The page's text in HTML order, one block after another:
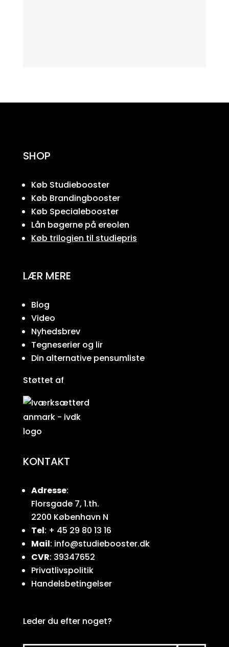
SHOP
Køb Studiebooster
Køb Brandingbooster
Køb Specialebooster
Lån bøgerne på ereolen
Køb trilogien til studiepris
LÆR MERE
Blog
Video
Nyhedsbrev
Tegneserier og lir
Din alternative pensumliste
Støttet af
KONTAKT
Adresse:
Florsgade 7, 1.th.
2200 København N
Tel: + 45 29 80 13 16
Mail: info@studiebooster.dk
CVR: 39347652
Privatlivspolitik
Handelsbetingelser
Leder du efter noget?